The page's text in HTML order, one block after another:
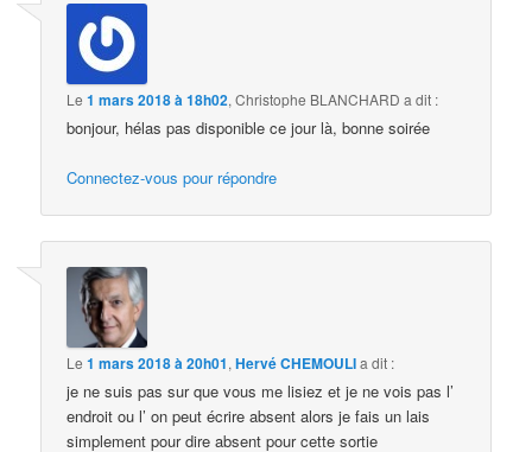
Le1 mars 2018 à 18h02,Christophe BLANCHARD a dit :
bonjour, hélas pas disponible ce jour là, bonne soirée
Connectez-vous pour répondre
Le1 mars 2018 à 20h01,Hervé CHEMOULIa dit :
je ne suis pas sur que vous me lisiez et je ne vois pas l’
endroit ou l’ on peut écrire absent alors je fais un lais
simplement pour dire absent pour cette sortie